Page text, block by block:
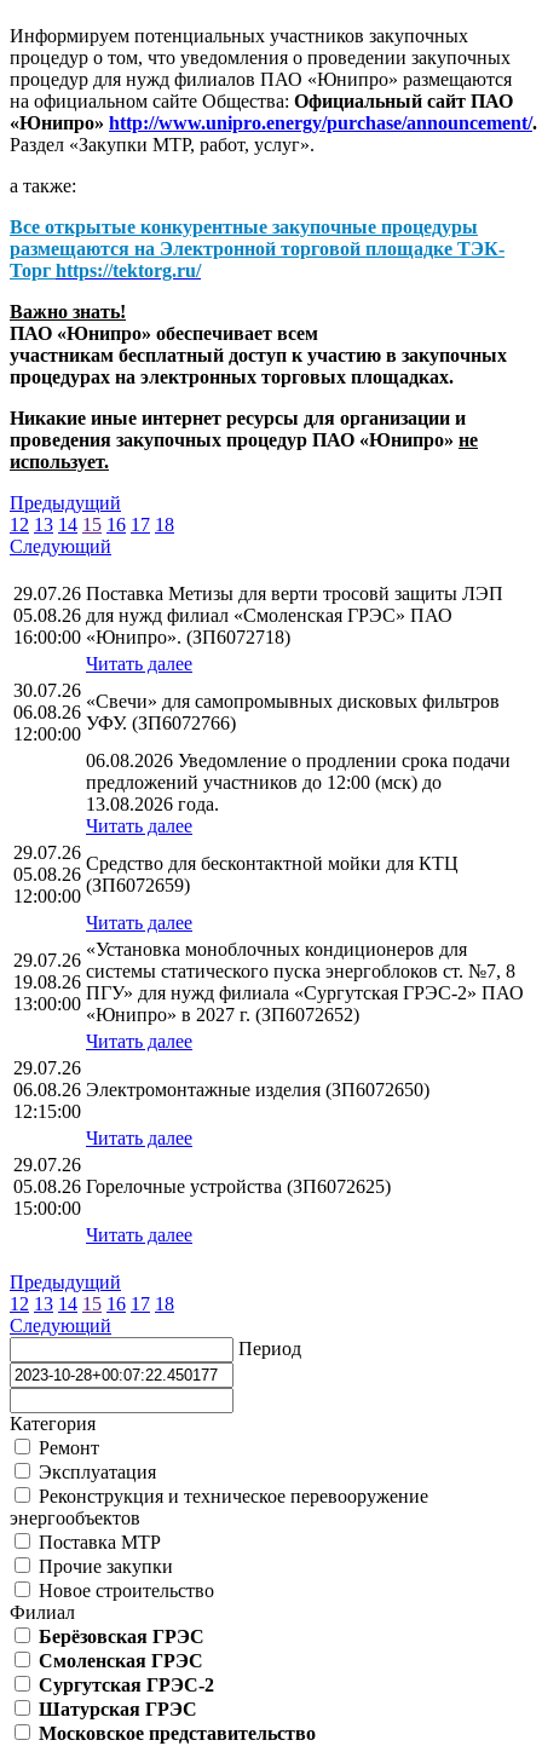
Информируем потенциальных участников закупочных
процедур о том, что уведомления о проведении закупочных
процедур для нужд филиалов ПАО «Юнипро» размещаются
на официальном сайте Общества: Официальный сайт ПАО
«Юнипро» http://www.unipro.energy/purchase/announcement/.
Раздел «Закупки МТР, работ, услуг».
а также:
Все открытые конкурентные закупочные процедуры
размещаются на Электронной торговой площадке ТЭК-
Торг https://tektorg.ru/
Важно знать!
ПАО «Юнипро» обеспечивает всем
участникам бесплатный доступ к участию в закупочных
процедурах на электронных торговых площадках.
Никакие иные интернет ресурсы для организации и
проведения закупочных процедур ПАО «Юнипро» не
использует.
Предыдущий
12 13 14 15 16 17 18
Следующий
29.07.26
05.08.26
16:00:00
Поставка Метизы для верти тросовй защиты ЛЭП
для нужд филиал «Смоленская ГРЭС» ПАО
«Юнипро». (ЗП6072718)
Читать далее
30.07.26
06.08.26
12:00:00
«Свечи» для самопромывных дисковых фильтров
УФУ. (ЗП6072766)
06.08.2026 Уведомление о продлении срока подачи
предложений участников до 12:00 (мск) до
13.08.2026 года.
Читать далее
29.07.26
05.08.26
12:00:00
Средство для бесконтактной мойки для КТЦ
(ЗП6072659)
Читать далее
29.07.26
19.08.26
13:00:00
«Установка моноблочных кондиционеров для
системы статического пуска энергоблоков ст. №7, 8
ПГУ» для нужд филиала «Сургутская ГРЭС-2» ПАО
«Юнипро» в 2027 г. (ЗП6072652)
Читать далее
29.07.26
06.08.26
12:15:00
Электромонтажные изделия (ЗП6072650)
Читать далее
29.07.26
05.08.26
15:00:00
Горелочные устройства (ЗП6072625)
Читать далее
Предыдущий
12 13 14 15 16 17 18
Следующий
Период
Категория
Ремонт
Эксплуатация
Реконструкция и техническое перевооружение
энергообъектов
Поставка МТР
Прочие закупки
Новое строительство
Филиал
Берёзовская ГРЭС
Смоленская ГРЭС
Сургутская ГРЭС-2
Шатурская ГРЭС
Московское представительство